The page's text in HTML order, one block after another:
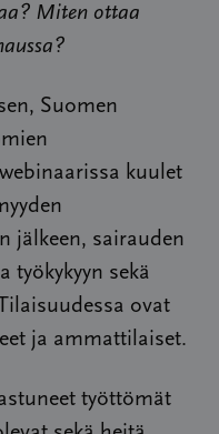
Miten ottaa
Suomen
kuulet
jälkeen, sairauden
työkykyyn sekä
ovat
ja ammattilaiset.
työttömät